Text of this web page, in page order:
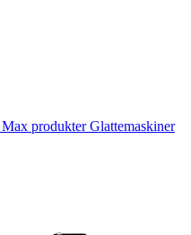
Max produkterGlattemaskiner